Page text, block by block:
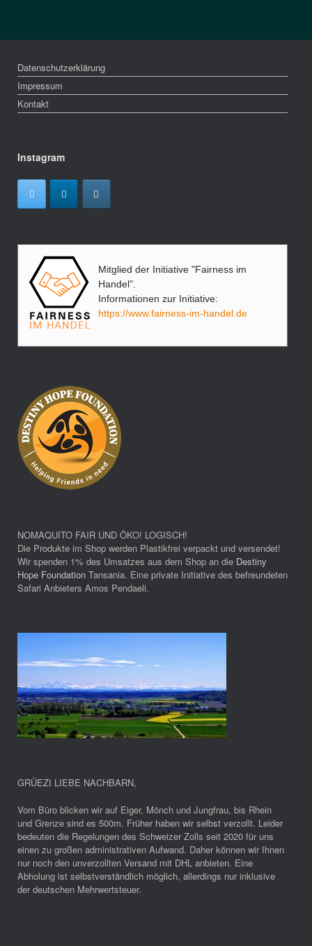
Datenschutzerklärung
Impressum
Kontakt
Instagram
Mitglied der Initiative "Fairness im
Handel".
Informationen zur Initiative:
https://www.fairness-im-handel.de
NOMAQUITO FAIR UND ÖKO! LOGISCH!
Die Produkte im Shop werden Plastikfrei verpackt und versendet!
Wir spenden 1% des Umsatzes aus dem Shop an die Destiny
Hope Foundation Tansania. Eine private Initiative des befreundeten
Safari Anbieters Amos Pendaeli.
GRÜEZI LIEBE NACHBARN,
Vom Büro blicken wir auf Eiger, Mönch und Jungfrau, bis Rhein
und Grenze sind es 500m. Früher haben wir selbst verzollt. Leider
bedeuten die Regelungen des Schweizer Zolls seit 2020 für uns
einen zu großen administrativen Aufwand. Daher können wir Ihnen
nur noch den unverzollten Versand mit DHL anbieten. Eine
Abholung ist selbstverständlich möglich, allerdings nur inklusive
der deutschen Mehrwertsteuer.